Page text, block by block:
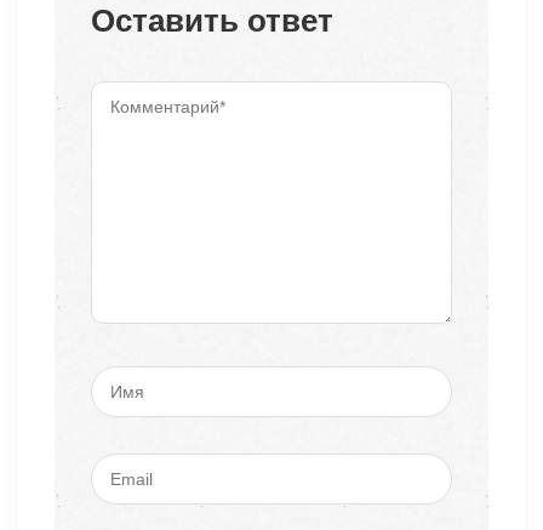
Оставить ответ